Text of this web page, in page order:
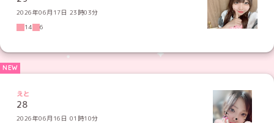
2026年06月17日 23時03分
14
6
えと
28
2026年06月16日 01時10分